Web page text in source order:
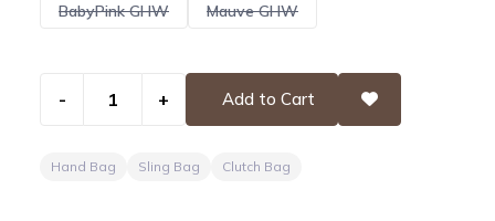
BabyPink GHW
Mauve GHW
- + Add to Cart
Hand Bag Sling Bag Clutch Bag